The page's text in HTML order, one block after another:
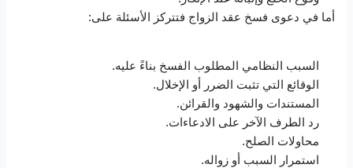
أما في دعوى فسخ عقد الزواج فتتركز الأسئلة على:
السبب النظامي المطلوب الفسخ بناءً عليه.
الوقائع التي تثبت الضرر أو الإخلال.
المستندات والشهود والقرائن.
رد الطرف الآخر على الادعاءات.
محاولات الصلح.
استمرار السبب أو زواله.